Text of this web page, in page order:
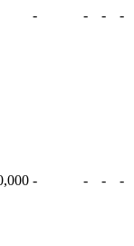
- - - -
- - - -